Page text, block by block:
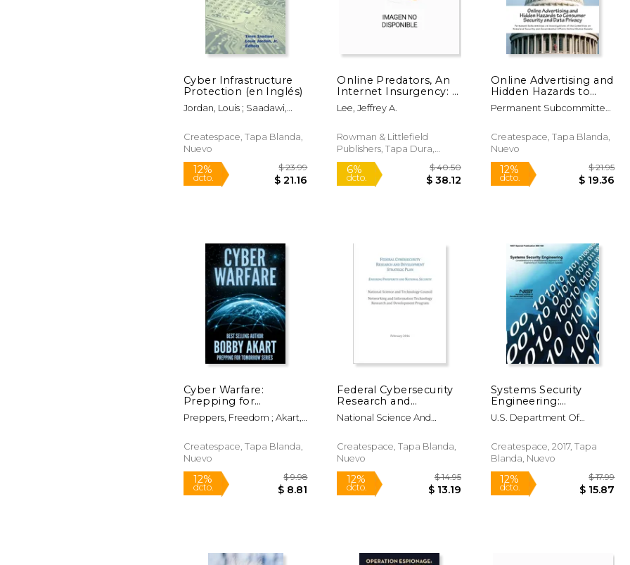
$ 15.06
$ 15.99
$ 14.11
Cyber Infrastructure
Protection (en Inglés)
Jordan, Louis ; Saadawi,
Createspace, Tapa Blanda,
Nuevo
12%
dcto.
$ 23.99
$ 21.16
Online Predators, An
Internet Insurgency: A
Field Manual for
Teaching and
Digital Arena (en
Inglés)
Lee, Jeffrey A.
Rowman & Littlefield
Publishers, Tapa Dura,
Nuevo
6%
dcto.
$ 40.50
$ 38.12
Online Advertising and
Hidden Hazards to
Consumer Security
and Data Privacy (en
Permanent Subcommittee
Createspace, Tapa Blanda,
Nuevo
12%
dcto.
Cyber Warfare:
Prepping for
Tomorrow (en Inglés)
Preppers, Freedom ; Akart,
Createspace, Tapa Blanda,
Nuevo
Federal Cybersecurity
Research and
Development
Strategic Plan: 2016
National Science And
Createspace, Tapa Blanda,
Nuevo
Systems Security
Engineering:
Considerations for a
Multidisciplinary
Engineering of
Trustworthy Secure
U.S. Department Of
Institute Of Standards And
Technology
Createspace, 2017, Tapa
Blanda, Nuevo